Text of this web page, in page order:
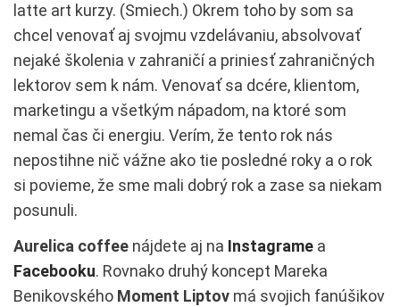
latte art kurzy. (Smiech.) Okrem toho by som sa
chcel venovať aj svojmu vzdelávaniu, absolvovať
nejaké školenia v zahraničí a priniesť zahraničných
lektorov sem k nám. Venovať sa dcére, klientom,
marketingu a všetkým nápadom, na ktoré som
nemal čas či energiu. Verím, že tento rok nás
nepostihne nič vážne ako tie posledné roky a o rok
si povieme, že sme mali dobrý rok a zase sa niekam
posunuli.
Aurelica coffee nájdete aj na Instagrame a
Facebooku. Rovnako druhý koncept Mareka
Benikovského Moment Liptov má svojich fanúšikov